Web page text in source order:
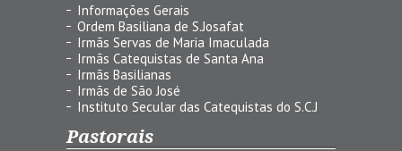
Informações Gerais
Ordem Basiliana de S.Josafat
Irmãs Servas de Maria Imaculada
Irmãs Catequistas de Santa Ana
Irmãs Basilianas
Irmãs de São José
Instituto Secular das Catequistas do S.C.J
Pastorais